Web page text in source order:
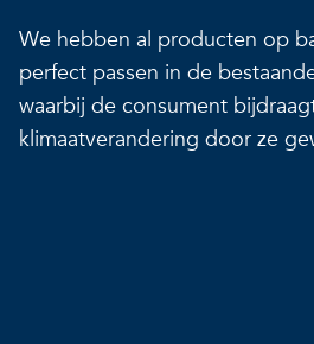
We hebben al producten op
perfect passen in de
waarbij de consument
klimaatverandering door ze